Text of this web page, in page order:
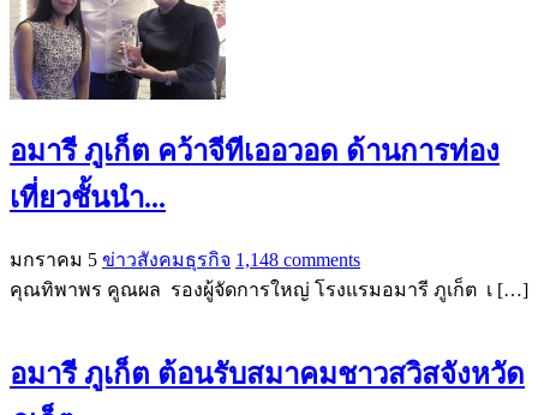
อมารี ภูเก็ต คว้าจีทีเออวอด ด้านการท่อง
เที่ยวชั้นนำ...
มกราคม 5 ข่าวสังคมธุรกิจ 1,148 comments
คุณทิพาพร คูณผล รองผู้จัดการใหญ่ โรงแรมอมารี ภูเก็ต เ […]
อมารี ภูเก็ต ต้อนรับสมาคมชาวสวิสจังหวัด